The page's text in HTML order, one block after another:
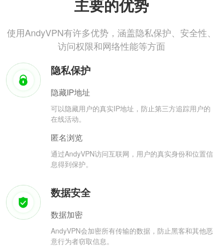
主要的优势
使用AndyVPN有许多优势，涵盖隐私保护、安全性、
访问权限和网络性能等方面
隐私保护
隐藏IP地址
可以隐藏用户的真实IP地址，防止第三方追踪用户的
在线活动。
匿名浏览
通过AndyVPN访问互联网，用户的真实身份和位置信
息得到保护。
数据安全
数据加密
AndyVPN会加密所有传输的数据，防止黑客和其他恶
意行为者窃取信息。